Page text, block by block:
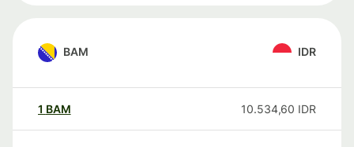
BAM IDR
1 BAM 10.534,60 IDR